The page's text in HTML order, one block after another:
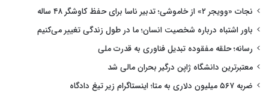
نجات «وویجر ۲» از خاموشی؛ تدبیر ناسا برای حفظ کاوشگر ۴۸ ساله
باور اشتباه درباره شخصیت انسان؛ ما در طول زندگی تغییر می‌کنیم
رسانه؛ حلقه مفقوده تبدیل فناوری به قدرت ملی
معتبرترین دانشگاه ژاپن درگیر بحران مالی شد
ضربه ۵۶۷ میلیون دلاری به متا؛ اینستاگرام زیر تیغ دادگاه